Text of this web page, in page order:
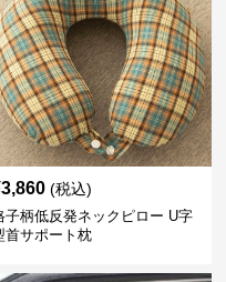
3,860 (税込)
子柄低反発ネックピロー U字
首サポート枕